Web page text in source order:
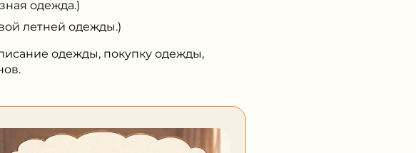
одежда.)
летней одежды.)
одежды, покупку одежды,